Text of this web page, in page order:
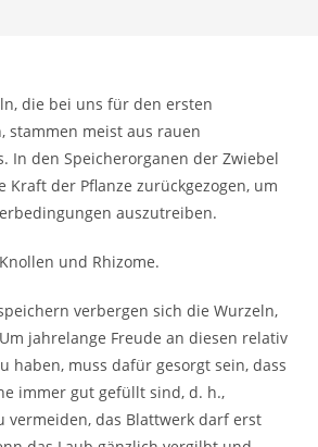
die bei uns für den ersten
stammen meist aus rauen
In den Speicherorganen der Zwiebel
Kraft der Pflanze zurückgezogen, um
auszutreiben.
und Rhizome.
verbergen sich die Wurzeln,
jahrelange Freude an diesen relativ
haben, muss dafür gesorgt sein, dass
immer gut gefüllt sind, d. h.,
vermeiden, das Blattwerk darf erst